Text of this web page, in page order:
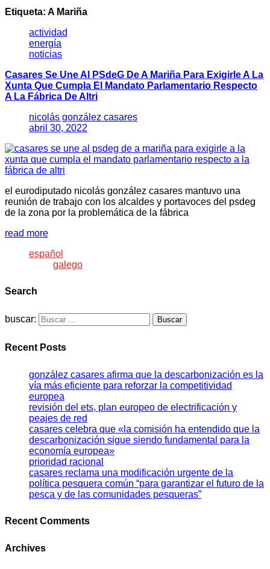
Etiqueta: A Mariña
actividad
energía
noticias
Casares Se Une Al PSdeG De A Mariña Para Exigirle A La
Xunta Que Cumpla El Mandato Parlamentario Respecto
A La Fábrica De Altri
nicolás gonzález casares
abril 30, 2022
el eurodiputado nicolás gonzález casares mantuvo una
reunión de trabajo con los alcaldes y portavoces del psdeg
de la zona por la problemática de la fábrica
read more
español
galego
Search
buscar:
Recent Posts
gonzález casares afirma que la descarbonización es la
vía más eficiente para reforzar la competitividad
europea
revisión del ets, plan europeo de electrificación y
peajes de red
casares celebra que «la comisión ha entendido que la
descarbonización sigue siendo fundamental para la
economía europea»
prioridad racional
casares reclama una modificación urgente de la
política pesquera común “para garantizar el futuro de la
pesca y de las comunidades pesqueras”
Recent Comments
Archives